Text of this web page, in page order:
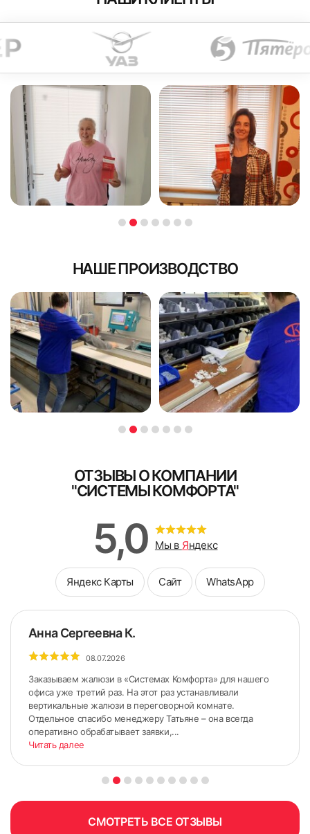
НАШЕ ПРОИЗВОДСТВО
ОТЗЫВЫ О КОМПАНИИ
"СИСТЕМЫ КОМФОРТА"
5,0 Мы в Яндекс
Яндекс Карты Сайт WhatsApp
Анна Сергеевна К.
08.07.2026
Заказываем жалюзи в «Системах Комфорта» для нашего
офиса уже третий раз. На этот раз устанавливали
вертикальные жалюзи в переговорной комнате.
Отдельное спасибо менеджеру Татьяне – она всегда
оперативно обрабатывает заявки,...
Читать далее
СМОТРЕТЬ ВСЕ ОТЗЫВЫ